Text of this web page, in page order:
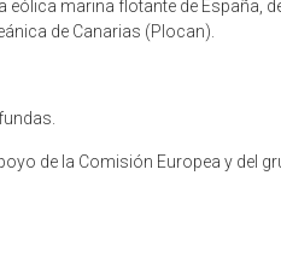
marina flotante de España,
de Canarias (Plocan).
de la Comisión Europea y del